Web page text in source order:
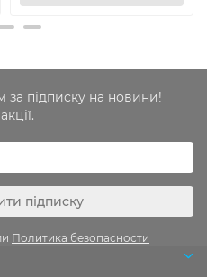
за підписку на новини!
підписку
Политика безопасности